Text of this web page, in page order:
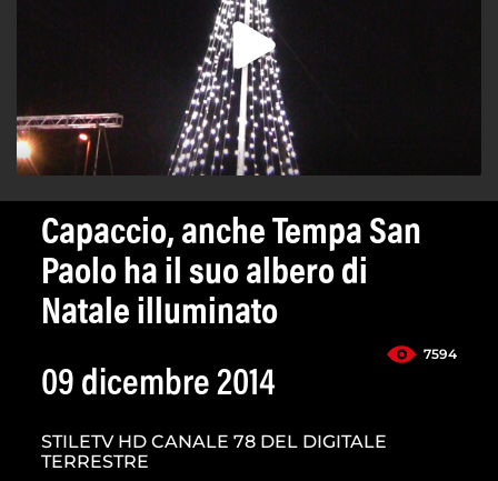
Capaccio, anche Tempa San
Paolo ha il suo albero di
Natale illuminato
7594
09 dicembre 2014
STILETV HD CANALE 78 DEL DIGITALE
TERRESTRE